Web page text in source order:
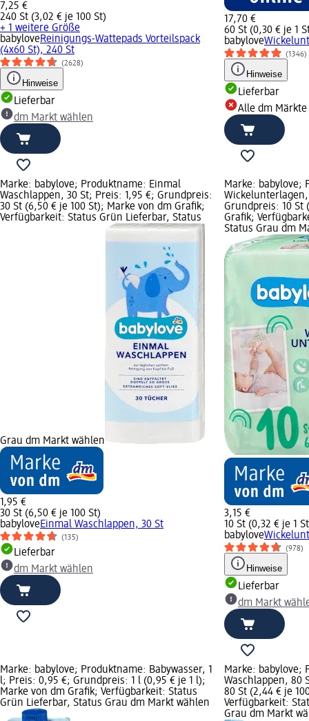
7,25 €
240 St (3,02 € je 100 St)
+ 1 weitere Größe
babyloveReinigungs-Wattepads Vorteilspack
(4x60 St), 240 St
(2628)
Hinweise
Lieferbar
dm Markt wählen
17,70 €
60 St (0,30 € je 1
babylove
(1346)
Hinweise
Lieferbar
Alle dm Märkte
Marke: babylove; Produktname: Einmal
Waschlappen, 30 St; Preis: 1,95 €; Grundpreis:
30 St (6,50 € je 100 St); Marke von dm Grafik;
Verfügbarkeit: Status Grün Lieferbar, Status
Grau dm Markt wählen
1,95 €
30 St (6,50 € je 100 St)
babyloveEinmal Waschlappen, 30 St
(135)
Lieferbar
dm Markt wählen
Marke: babylove;
Wickelunterlagen,
Grundpreis: 10 St
Grafik;
Status Grau dm
3,15 €
10 St (0,32 € je 1
babylove
(978)
Hinweise
Lieferbar
dm Markt
Marke: babylove; Produktname: Babywasser, 1
l; Preis: 0,95 €; Grundpreis: 1 l (0,95 € je 1 l);
Marke von dm Grafik; Verfügbarkeit: Status
Grün Lieferbar, Status Grau dm Markt wählen
Marke: babylove;
Waschlappen, 80
80 St (2,44 € je
Verfügbarkeit:
Grau dm Markt